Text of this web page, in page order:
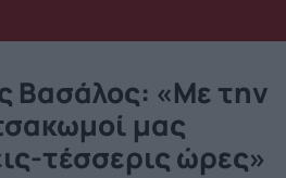
Βασάλος: «Με την
μας
τέσσερις ώρες»